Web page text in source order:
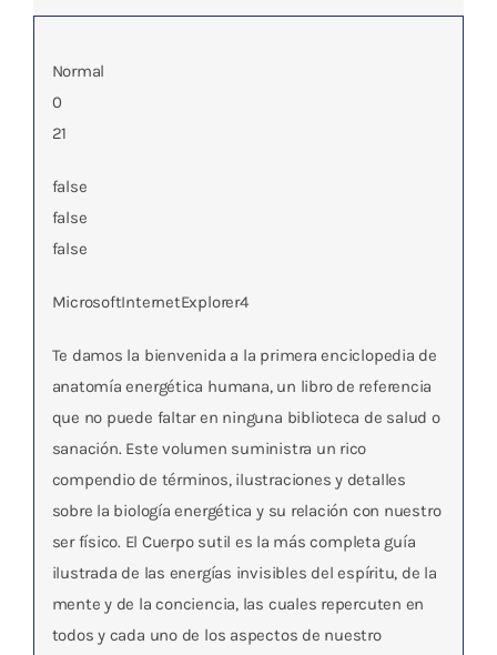
Normal
0
21
false
false
false
MicrosoftInternetExplorer4
Te damos la bienvenida a la primera enciclopedia de
anatomía energética humana, un libro de referencia
que no puede faltar en ninguna biblioteca de salud o
sanación. Este volumen suministra un rico
compendio de términos, ilustraciones y detalles
sobre la biología energética y su relación con nuestro
ser físico. El Cuerpo sutil es la más completa guía
ilustrada de las energías invisibles del espíritu, de la
mente y de la conciencia, las cuales repercuten en
todos y cada uno de los aspectos de nuestro